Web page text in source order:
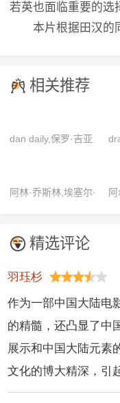
若英也面临重要的选
本片根据田汉的同
相关推荐
dan daily,保罗·吉亚
罗伯茨
帕
阿林·乔斯林,埃塞尔·
斯·英格拉姆
精选评论
羽珏杉
作为一部中国大陆电
的精髓，还凸显了中
展示和中国大陆元素
文化的博大精深，引